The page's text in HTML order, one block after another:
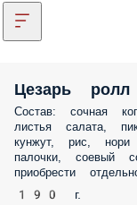
Цезарь ролл
Состав: сочная
пикантный сыр
комплектация к
по желанию можно
190 г.